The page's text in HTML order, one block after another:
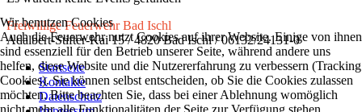
Freiwillige Feuerwehr Bad Ischl
Adalbert-Stifter-Kai 15 / 4820 Bad Ischl / 06132/24131-0
Startseite
Kontakte
Datenschutz
Wir benutzen Cookies
Auch die Feuerwehr nutzt Cookies auf ihrer Website. Einige von ihnen
sind essenziell für den Betrieb unserer Seite, während andere uns
helfen, diese Website und die Nutzererfahrung zu verbessern (Tracking
Cookies). Sie können selbst entscheiden, ob Sie die Cookies zulassen
möchten. Bitte beachten Sie, dass bei einer Ablehnung womöglich
nicht mehr alle Funktionalitäten der Seite zur Verfügung stehen.